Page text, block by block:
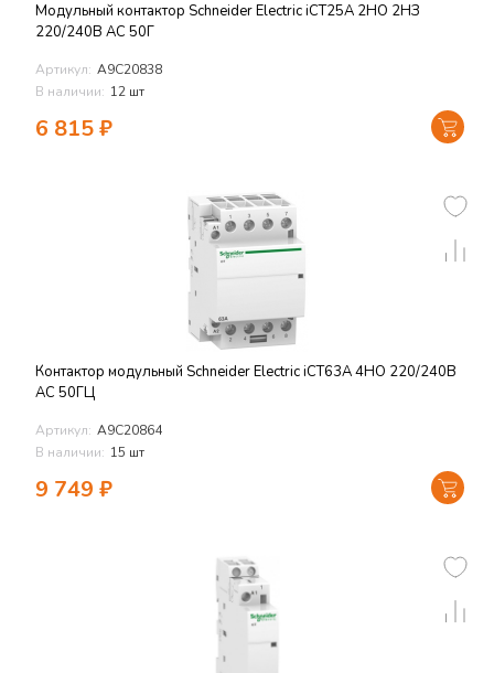
Модульный контактор Schneider Electric iCT25A 2НО 2НЗ
220/240В АС 50Г
Артикул: A9C20838
В наличии: 12 шт
6 815₽
Контактор модульный Schneider Electric iCT63A 4НО 220/240В
АС 50ГЦ
Артикул: A9C20864
В наличии: 15 шт
9 749 ₽